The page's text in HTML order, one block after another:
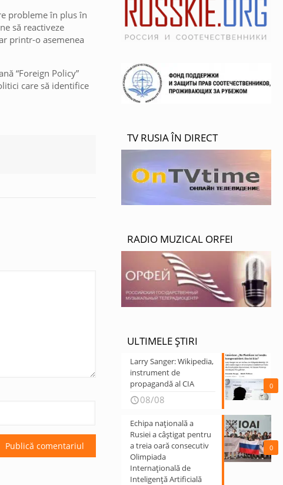
probleme în plus în
să reactiveze
printr-o asemenea
“Foreign Policy”
care să identifice
TV RUSIA ÎN DIRECT
RADIO MUZICAL ORFEI
ULTIMELE ȘTIRI
0
Larry Sanger: Wikipedia,
instrument de
propagandă al CIA
08/08
0
Echipa națională a
Rusiei a câștigat pentru
a treia oară consecutiv
Olimpiada
Internațională de
Inteligență Artificială